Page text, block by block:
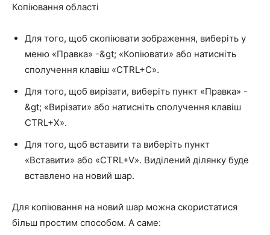
Копіювання області
Для того, щоб скопіювати зображення, виберіть у
меню «Правка» -&gt; «Копіювати» або натисніть
сполучення клавіш «CTRL+C».
Для того, щоб вирізати, виберіть пункт «Правка» -
&gt; «Вирізати» або натисніть сполучення клавіш
CTRL+Х».
Для того, щоб вставити та виберіть пункт
«Вставити» або «CTRL+V». Виділений ділянку буде
вставлено на новий шар.
Для копіювання на новий шар можна скористатися
більш простим способом. А саме: